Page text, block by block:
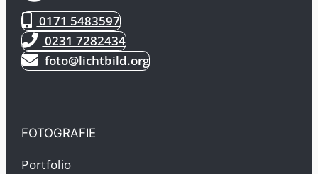
0171 5483597
0231 7282434
foto@lichtbild.org
FOTOGRAFIE
Portfolio